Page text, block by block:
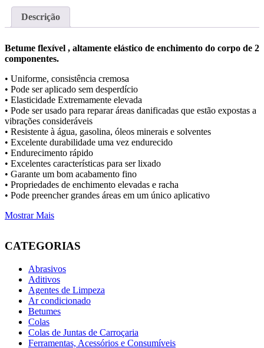
Descrição
Betume flexível , altamente elástico de enchimento do corpo de 2
componentes.
• Uniforme, consistência cremosa
• Pode ser aplicado sem desperdício
• Elasticidade Extremamente elevada
• Pode ser usado para reparar áreas danificadas que estão expostas a
vibrações consideráveis
• Resistente à água, gasolina, óleos minerais e solventes
• Excelente durabilidade uma vez endurecido
• Endurecimento rápido
• Excelentes características para ser lixado
• Garante um bom acabamento fino
• Propriedades de enchimento elevadas e racha
• Pode preencher grandes áreas em um único aplicativo
Mostrar Mais
CATEGORIAS
Abrasivos
Aditivos
Agentes de Limpeza
Ar condicionado
Betumes
Colas
Colas de Juntas de Carroçaria
Ferramentas, Acessórios e Consumíveis